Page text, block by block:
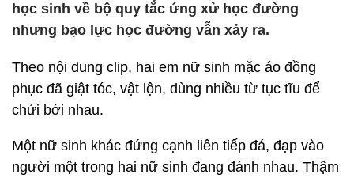
học sinh về bộ quy tắc ứng xử học đường
nhưng bạo lực học đường vẫn xảy ra.
Theo nội dung clip, hai em nữ sinh mặc áo đồng
phục đã giật tóc, vật lộn, dùng nhiều từ tục tĩu để
chửi bới nhau.
Một nữ sinh khác đứng cạnh liên tiếp đá, đạp vào
người một trong hai nữ sinh đang đánh nhau. Thậm